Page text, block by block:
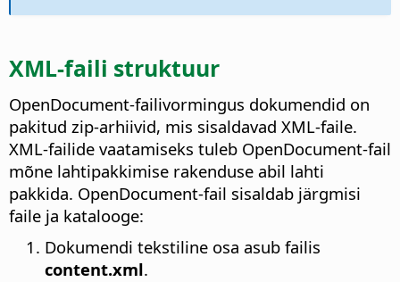
XML-faili struktuur
OpenDocument-failivormingus dokumendid on
pakitud zip-arhiivid, mis sisaldavad XML-faile.
XML-failide vaatamiseks tuleb OpenDocument-fail
mõne lahtipakkimise rakenduse abil lahti
pakkida. OpenDocument-fail sisaldab järgmisi
faile ja katalooge:
Dokumendi tekstiline osa asub failis
content.xml.